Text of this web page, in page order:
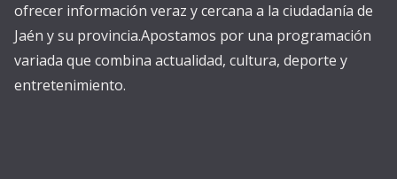
ofrecer información veraz y cercana a la ciudadanía de
Jaén y su provincia.Apostamos por una programación
variada que combina actualidad, cultura, deporte y
entretenimiento.